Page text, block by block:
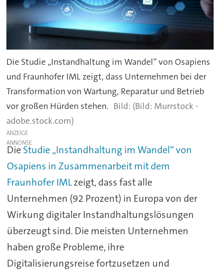
Die Studie „Instandhaltung im Wandel“ von Osapiens
und Fraunhofer IML zeigt, dass Unternehmen bei der
Transformation von Wartung, Reparatur und Betrieb
vor großen Hürden stehen.
(Bild: Murrstock -
adobe.stock.com)
ANZEIGE
Die Studie „Instandhaltung im Wandel“ von
Osapiens in Zusammenarbeit mit dem
Fraunhofer IMLzeigt, dass fast alle
Unternehmen (92 Prozent) in Europa von der
Wirkung digitaler Instandhaltungslösungen
überzeugt sind. Die meisten Unternehmen
haben große Probleme, ihre
Digitalisierungsreise fortzusetzen und